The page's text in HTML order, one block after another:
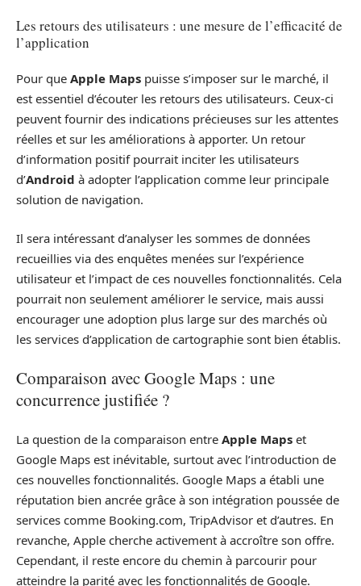
Les retours des utilisateurs : une mesure de l’efficacité de
l’application
Pour que Apple Maps puisse s’imposer sur le marché, il
est essentiel d’écouter les retours des utilisateurs. Ceux-ci
peuvent fournir des indications précieuses sur les attentes
réelles et sur les améliorations à apporter. Un retour
d’information positif pourrait inciter les utilisateurs
d’Android à adopter l’application comme leur principale
solution de navigation.
Il sera intéressant d’analyser les sommes de données
recueillies via des enquêtes menées sur l’expérience
utilisateur et l’impact de ces nouvelles fonctionnalités. Cela
pourrait non seulement améliorer le service, mais aussi
encourager une adoption plus large sur des marchés où
les services d’application de cartographie sont bien établis.
Comparaison avec Google Maps : une
concurrence justifiée ?
La question de la comparaison entre Apple Maps et
Google Maps est inévitable, surtout avec l’introduction de
ces nouvelles fonctionnalités. Google Maps a établi une
réputation bien ancrée grâce à son intégration poussée de
services comme Booking.com, TripAdvisor et d’autres. En
revanche, Apple cherche activement à accroître son offre.
Cependant, il reste encore du chemin à parcourir pour
atteindre la parité avec les fonctionnalités de Google.